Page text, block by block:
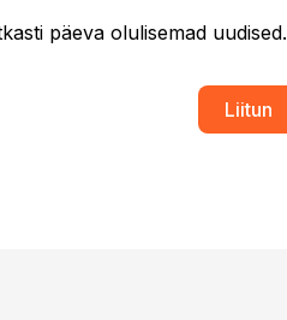
päeva olulisemad uudised.
Liitun